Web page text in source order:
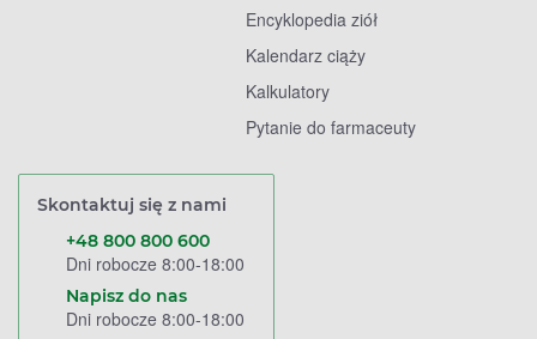
Encyklopedia ziół
Kalendarz ciąży
Kalkulatory
Pytanie do farmaceuty
Skontaktuj się z nami
+48 800 800 600
Dni robocze 8:00-18:00
Napisz do nas
Dni robocze 8:00-18:00